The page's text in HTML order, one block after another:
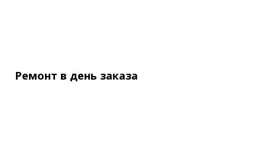
Ремонт в день заказа